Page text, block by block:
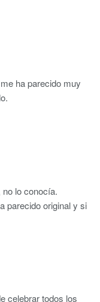
ha parecido muy
lo conocía.
parecido original y si
celebrar todos los